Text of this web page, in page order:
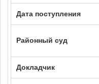
Дата поступления
Районный суд
Докладчик